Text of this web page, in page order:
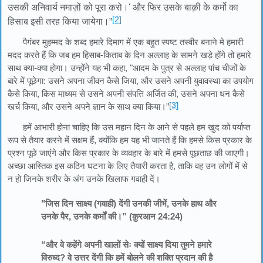
उसकी अनिवार्य नमाज़ों को पूरा करो।' और फिर उसके बाक़ी के कर्मो का
हिसाब इसी तरह किया जायेगा। ”[2]
पैगंबर मुहम्मद के शब्द हमारे दिमाग में एक बहुत स्पष्ट तस्वीर बनाने मे हमारी
मदद करते हैं कि जब हम हिसाब-किताब के दिन अल्लाह के सामने खड़े होंगे तो हमारे
साथ क्या-क्या होगा। उन्होंने यह भी कहा, "आदम के पुत्र से अल्लाह पांच चीजों के
बारे में पूछेगा: उसने अपना जीवन कैसे जिया, और उसने अपनी युवावस्था का उपयोग
कैसे किया, किस माध्यम से उसने अपनी संपत्ति अर्जित की, उसने अपना धन कैसे
खर्च किया, और उसने अपने ज्ञान के साथ क्या किया।”[3]
हमें आभारी होना चाहिए कि उस महान दिन के आने से पहले हम खुद को पर्याप्त
रूप से तैयार करने में सक्षम हैं, क्योंकि हम यह भी जानते हैं कि हमसे किस प्रकार के
प्रश्न पूछे जाएंगे और किस प्रकार के व्यवहार के बारे में हमसे पूछताछ की जाएगी।
अच्छा आस्तिक इस कठिन घटना के लिए तैयारी करता है, ताकि वह उन लोगों में से
न हो जिनके शरीर के अंग उनके खिलाफ गवाही दें।
"जिस दिन साक्ष्य (गवाही) देंगी उनकी जीभें, उनके हाथ और
उनके पैर, उनके कर्मों की।” (क़ुरआन 24:24)
“और वे कहेंगे अपनी खालों सेः क्यों साक्ष्य दिया तुमने हमारे
विरुध्द? वे उत्तर देंगी कि हमें बोलने की शक्ति प्रदान की है